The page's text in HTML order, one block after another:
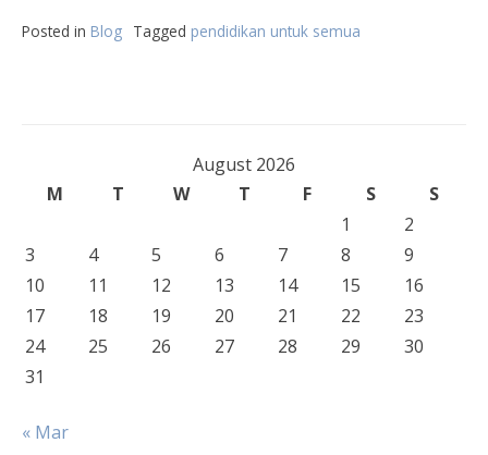
Posted in Blog Tagged pendidikan untuk semua
August 2026
M
T W T F S
S
1
2
3
4 5 6 7 8
9
10
11 12 13 14 15
16
17
18 19 20 21 22
23
24
25 26 27 28 29
30
31
« Mar